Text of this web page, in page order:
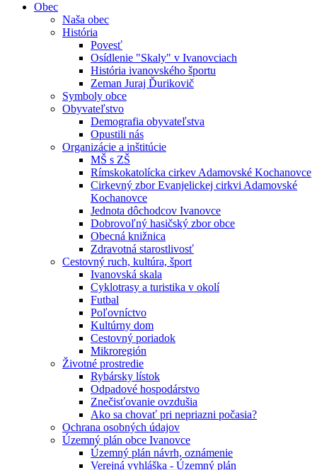
Obec
Naša obec
História
Povesť
Osídlenie "Skaly" v Ivanovciach
História ivanovského športu
Zeman Juraj Ďurikovič
Symboly obce
Obyvateľstvo
Demografia obyvateľstva
Opustili nás
Organizácie a inštitúcie
MŠ s ZŠ
Rímskokatolícka cirkev Adamovské Kochanovce
Cirkevný zbor Evanjelickej cirkvi Adamovské
Kochanovce
Jednota dôchodcov Ivanovce
Dobrovoľný hasičský zbor obce
Obecná knižnica
Zdravotná starostlivosť
Cestovný ruch, kultúra, šport
Ivanovská skala
Cyklotrasy a turistika v okolí
Futbal
Poľovníctvo
Kultúrny dom
Cestovný poriadok
Mikroregión
Životné prostredie
Rybársky lístok
Odpadové hospodárstvo
Znečisťovanie ovzdušia
Ako sa chovať pri nepriazni počasia?
Ochrana osobných údajov
Územný plán obce Ivanovce
Územný plán návrh, oznámenie
Verejná vyhláška - Územný plán